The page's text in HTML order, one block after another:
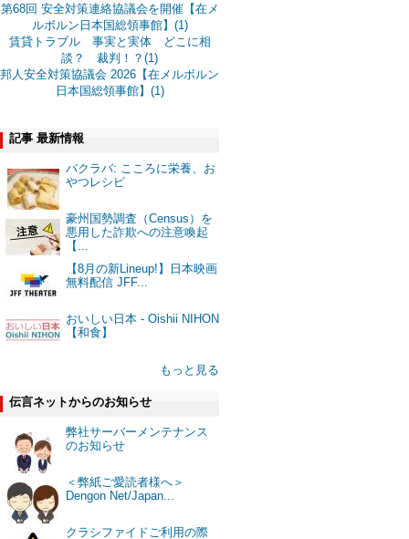
第68回 安全対策連絡協議会を開催【在メ
ルボルン日本国総領事館】(1)
賃貸トラブル 事実と実体 どこに相
談？ 裁判！？(1)
邦人安全対策協議会 2026【在メルボルン
日本国総領事館】(1)
記事 最新情報
バクラバ: こころに栄養、お
やつレシピ
豪州国勢調査（Census）を
悪用した詐欺への注意喚起
【...
【8月の新Lineup!】日本映画
無料配信 JFF...
おいしい日本 - Oishii NIHON
【和食】
もっと見る
伝言ネットからのお知らせ
弊社サーバーメンテナンス
のお知らせ
＜弊紙ご愛読者様へ＞
Dengon Net/Japan...
クラシファイドご利用の際